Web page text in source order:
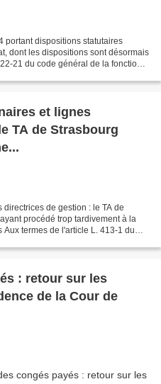
portant dispositions statutaires
dont les dispositions sont désormais
21 du code général de la fonction
et lignes
TA de Strasbourg
de gestion : le TA de
procédé trop tardivement à la
termes de l'article L. 413-1 du
: retour sur les
de la Cour de